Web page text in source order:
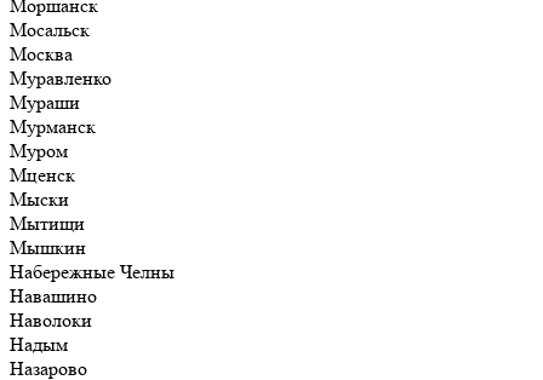
Моршанск
Мосальск
Москва
Муравленко
Мураши
Мурманск
Муром
Мценск
Мыски
Мытищи
Мышкин
Набережные Челны
Навашино
Наволоки
Надым
Назарово